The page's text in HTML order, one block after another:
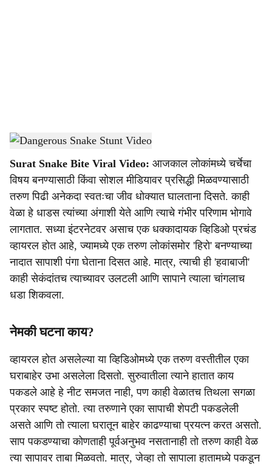
a
r
e
Viral Video-Dainik Gomantak
Surat Snake Bite Viral Video: आजकाल लोकांमध्ये चर्चेचा
विषय बनण्यासाठी किंवा सोशल मीडियावर प्रसिद्धी मिळवण्यासाठी
तरुण पिढी अनेकदा स्वतःचा जीव धोक्यात घालताना दिसते. काही
वेळा हे धाडस त्यांच्या अंगाशी येते आणि त्याचे गंभीर परिणाम भोगावे
लागतात. सध्या इंटरनेटवर असाच एक धक्कादायक व्हिडिओ प्रचंड
व्हायरल होत आहे, ज्यामध्ये एक तरुण लोकांसमोर 'हिरो' बनण्याच्या
नादात सापाशी पंगा घेताना दिसत आहे. मात्र, त्याची ही 'हवाबाजी'
काही सेकंदांतच त्याच्यावर उलटली आणि सापाने त्याला चांगलाच
धडा शिकवला.
नेमकी घटना काय?
व्हायरल होत असलेल्या या व्हिडिओमध्ये एक तरुण वस्तीतील एका
घराबाहेर उभा असलेला दिसतो. सुरुवातीला त्याने हातात काय
पकडले आहे हे नीट समजत नाही, पण काही वेळातच तिथला सगळा
प्रकार स्पष्ट होतो. त्या तरुणाने एका सापाची शेपटी पकडलेली
असते आणि तो त्याला घरातून बाहेर काढण्याचा प्रयत्न करत असतो.
साप पकडण्याचा कोणताही पूर्वअनुभव नसतानाही तो तरुण काही वेळ
त्या सापावर ताबा मिळवतो. मात्र, जेव्हा तो सापाला हातामध्ये पकडून